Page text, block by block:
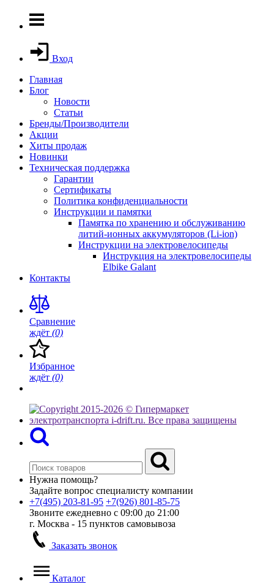
Вход
Главная
Блог
Новости
Статьи
Бренды/Производители
Акции
Хиты продаж
Новинки
Техническая поддержка
Гарантии
Сертификаты
Политика конфиденциальности
Инструкции и памятки
Памятка по хранению и обслуживанию
литий-ионных аккумуляторов (Li-ion)
Инструкции на электровелосипеды
Инструкция на электровелосипеды
Elbike Galant
Контакты
Сравнение
ждёт (0)
Избранное
ждёт (0)
Нужна помощь?
Задайте вопрос специалисту компании
+7(495) 203-81-95 +7(926) 801-85-75
Звоните ежедневно с 09:00 до 21:00
г. Москва - 15 пунктов самовывоза
Заказать звонок
Каталог